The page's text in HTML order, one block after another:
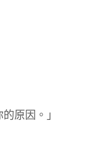
原因。」